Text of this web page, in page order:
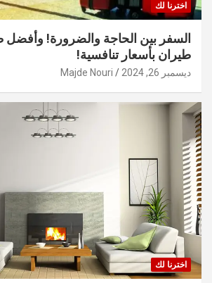
اخترنا لك
السفر بين الحاجة والضرورة!
طيران بأسعار تنافسية!
ديسمبر 26, 2024 Majde Nouri
اخترنا لك